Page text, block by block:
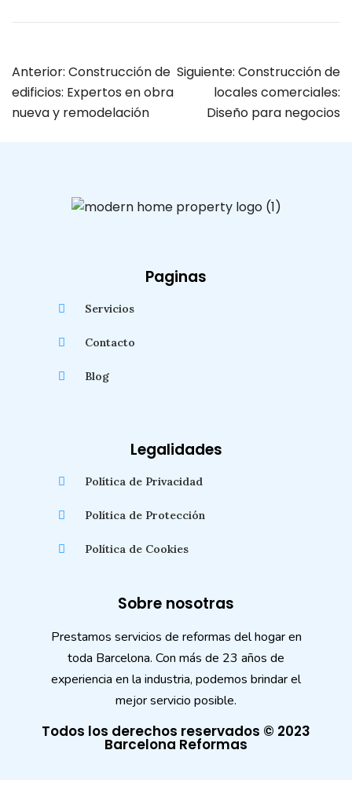
Anterior: Construcción de
edificios: Expertos en obra
nueva y remodelación
Siguiente: Construcción de
locales comerciales:
Diseño para negocios
Paginas
Servicios
Contacto
Blog
Legalidades
Política de Privacidad
Política de Protección
Política de Cookies
Sobre nosotras
Prestamos servicios de reformas del hogar en
toda Barcelona. Con más de 23 años de
experiencia en la industria, podemos brindar el
mejor servicio posible.
Todos los derechos reservados © 2023
Barcelona Reformas